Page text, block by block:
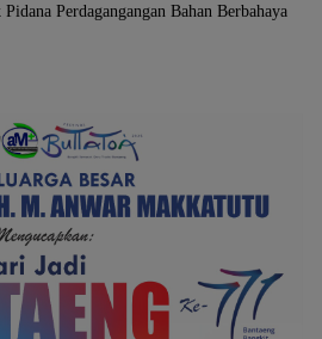
Perdagangangan Bahan Berbahaya